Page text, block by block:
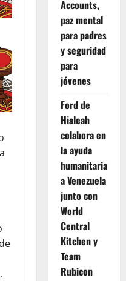
Accounts,
paz mental
para padres
y seguridad
para
jóvenes
Ford de
Hialeah
colabora en
la ayuda
humanitaria
a Venezuela
junto con
World
Central
Kitchen y
Team
Rubicon